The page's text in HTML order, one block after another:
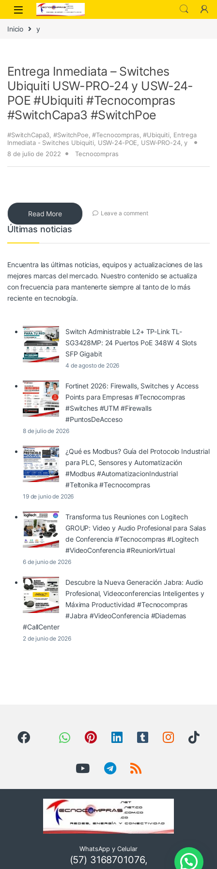
Inicio y
Entrega Inmediata – Switches
Ubiquiti USW-PRO-24 y USW-24-
POE #Ubiquiti #Tecnocompras
#SwitchCapa3 #SwitchPoe
#SwitchCapa3 ,#SwitchPoe ,#Tecnocompras ,#Ubiquiti
Entrega
Inmediata - Switches Ubiquiti
USW-24-POE USW-PRO-24,y
8 de julio de 2022
Tecnocompras
Read More Leave a comment
Últimas noticias
Encuentra las últimas noticias, equipos y actualizaciones de las
mejores marcas del mercado. Nuestro contenido se actualiza
con frecuencia para mantenerte siempre al tanto de lo más
reciente en tecnología.
Switch Administrable L2+ TP-Link TL-
SG3428MP: 24 Puertos PoE 348W 4 Slots
SFP Gigabit
4 de agosto de 2026
Fortinet 2026: Firewalls, Switches y Access
Points para Empresas #Tecnocompras
#Switches #UTM #Firewalls
#PuntosDeAcceso
8 de julio de 2026
¿Qué es Modbus? Guía del Protocolo Industrial
para PLC, Sensores y Automatización
#Modbus #AutomatizacionIndustrial
#Teltonika #Tecnocompras
19 de junio de 2026
Transforma tus Reuniones con Logitech
GROUP: Video y Audio Profesional para Salas
de Conferencia #Tecnocompras #Logitech
#VideoConferencia #ReunionVirtual
6 de junio de 2026
Descubre la Nueva Generación Jabra: Audio
Profesional, Videoconferencias Inteligentes y
Máxima Productividad #Tecnocompras
#Jabra #VideoConferencia #Diademas
#CallCenter
2 de junio de 2026
WhatsApp y Celular
(57) 3168701076,